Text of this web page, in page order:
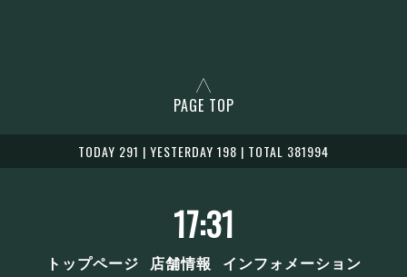
PAGE TOP
TODAY 291 | YESTERDAY 198 | TOTAL 381994
17:31
トップページ 店舗情報
インフォメーション